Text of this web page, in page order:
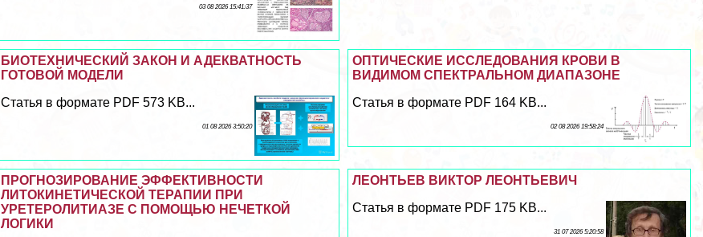
03 08 2026 15:41:37
ОПТИЧЕСКИЕ ИССЛЕДОВАНИЯ КРОВИ В
ВИДИМОМ СПЕКТРАЛЬНОМ ДИАПАЗОНЕ
Статья в формате PDF 164 KB...
02 08 2026 19:58:24
БИОТЕХНИЧЕСКИЙ ЗАКОН И АДЕКВАТНОСТЬ
ГОТОВОЙ МОДЕЛИ
Статья в формате PDF 573 KB...
01 08 2026 3:50:20
ЛЕОНТЬЕВ ВИКТОР ЛЕОНТЬЕВИЧ
Статья в формате PDF 175 KB...
31 07 2026 5:20:58
ПРОГНОЗИРОВАНИЕ ЭФФЕКТИВНОСТИ
ЛИТОКИНЕТИЧЕСКОЙ ТЕРАПИИ ПРИ
УРЕТЕРОЛИТИАЗЕ С ПОМОЩЬЮ НЕЧЕТКОЙ
ЛОГИКИ